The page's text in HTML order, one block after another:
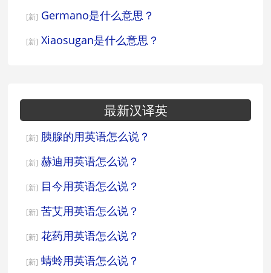
[新] Germano是什么意思？
[新] Xiaosugan是什么意思？
最新汉译英
[新] 胰腺的用英语怎么说？
[新] 赫迪用英语怎么说？
[新] 目今用英语怎么说？
[新] 苦艾用英语怎么说？
[新] 花药用英语怎么说？
[新] 蜻蛉用英语怎么说？